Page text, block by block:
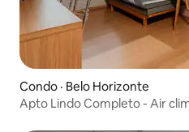
Condo · Belo Horizonte